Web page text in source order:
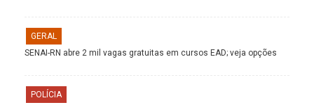
GERAL
SENAI-RN abre 2 mil vagas gratuitas em cursos EAD; veja opções
POLÍCIA